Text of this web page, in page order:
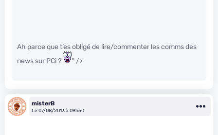
Ah parce que t’es obligé de lire/commenter les comms des
news sur PCi ?
" />
misterB
Le 07/08/2013 à 09h50